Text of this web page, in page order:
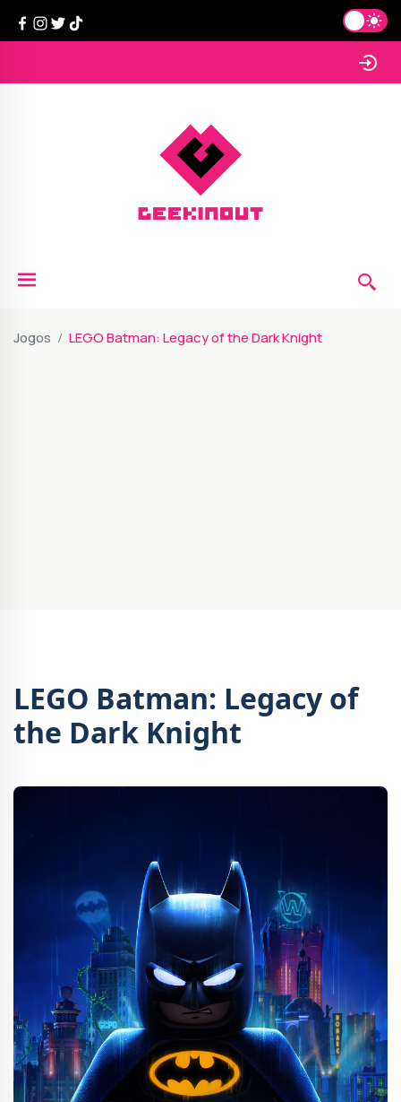
Jogos LEGO Batman: Legacy of the Dark Knight
LEGO Batman: Legacy of
the Dark Knight